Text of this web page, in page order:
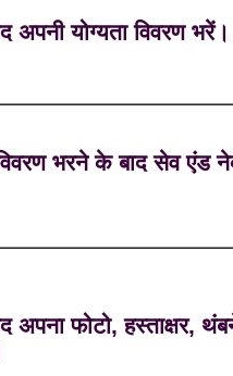
योग्यता विवरण भरें।
भरने के बाद सेव एंड
अपना फोटो, हस्ताक्षर,